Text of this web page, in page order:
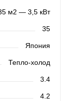
м2 — 3,5 кВт
35
Япония
Тепло-холод
3.4
4.2